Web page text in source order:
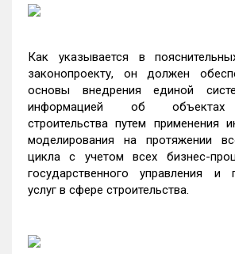
Как указывается в
законопроекту, он должен
основы внедрения единой
информацией об объектах
строительства путем применения
моделирования на протяжении
цикла с учетом всех бизнес-
государственного управления и
услуг в сфере строительства.